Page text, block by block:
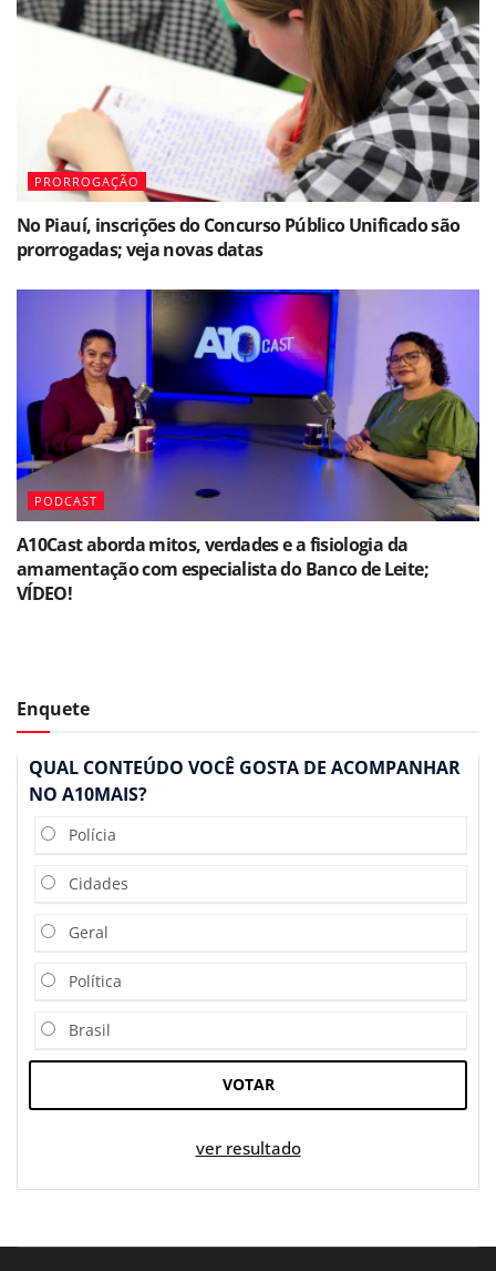
PRORROGAÇÃO
No Piauí, inscrições do Concurso Público Unificado são
prorrogadas; veja novas datas
PODCAST
A10Cast aborda mitos, verdades e a fisiologia da
amamentação com especialista do Banco de Leite;
VÍDEO!
Enquete
QUAL CONTEÚDO VOCÊ GOSTA DE ACOMPANHAR
NO A10MAIS?
Polícia
Cidades
Geral
Política
Brasil
VOTAR
ver resultado